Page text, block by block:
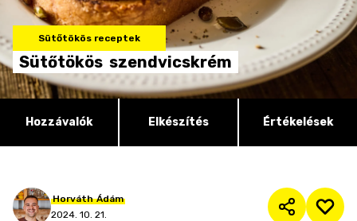
Sütőtökös receptek
Sütőtökös szendvicskrém
Hozzávalók Elkészítés Értékelések
Horváth Ádám
2024. 10. 21.